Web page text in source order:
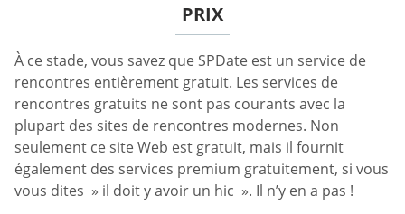
PRIX
À ce stade, vous savez que SPDate est un service de
rencontres entièrement gratuit. Les services de
rencontres gratuits ne sont pas courants avec la
plupart des sites de rencontres modernes. Non
seulement ce site Web est gratuit, mais il fournit
également des services premium gratuitement, si vous
vous dites » il doit y avoir un hic ». Il n’y en a pas !